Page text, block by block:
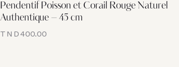
Pendentif Poisson et Corail Rouge Naturel
Authentique – 45 cm
TND400.00